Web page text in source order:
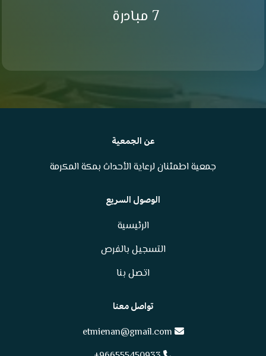
7 مبادرة
عن الجمعية
جمعية اطمئنان لرعاية الأحداث بمكة المكرمة
الوصول السريع
الرئيسية
التسجيل بالفرص
اتصل بنا
تواصل معنا